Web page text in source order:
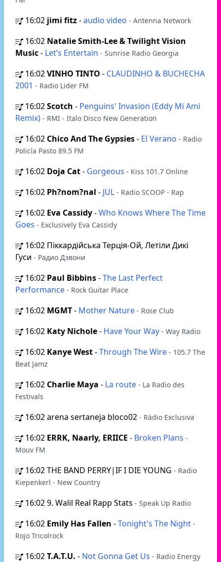
16:02 jimi fitz-audio video - Antenna Network
16:02 Natalie Smith-Lee & Twilight Vision
Music- Let’s Entertain - Sunrise Radio Georgia
16:02VINHO TINTO - CLAUDINHO & BUCHECHA
2001 - Radio Lider FM
16:02Scotch - Penguins' Invasion (Eddy Mi Ami
Remix) - RMI - Italo Disco New Generation
16:02 Chico And The Gypsies- El Verano - Radio
Policía Pasto 89.5 FM
16:02 Doja Cat- Gorgeous - Kiss 101.7 Online
16:02 Ph?nom?nal - JUL - Radio SCOOP - Rap
16:02 Eva Cassidy-Who Knows Where The Time
Goes - Exclusively Eva Cassidy
16:02 Пiккардiйська Терцiя-Ой, Летіли Дикі
Гуси - Радио Дзвони
16:02 Paul Bibbins-The Last Perfect
Performance - Rock Guitar Place
16:02 MGMT- Mother Nature - Rose Club
16:02 Katy Nichole- Have Your Way - Way Radio
16:02 Kanye West-Through The Wire - 105.7 The
Beat Jamz
16:02 Charlie Maya - La route - La Radio des
Festivals
16:02arena sertaneja bloco02 - Rádio Exclusiva
16:02 ERRK, Naarly, ERIICE - Broken Plans -
Mouv FM
16:02THE BAND PERRY|IF I DIE YOUNG - Radio
Kiepenkerl - New Country
16:029. Walil Real Rapp Stats - Speak Up Radio
16:02 Emily Has Fallen -Tonight's The Night -
Rojo Tricolrock
16:02T.A.T.U. - Not Gonna Get Us - Radio Energy